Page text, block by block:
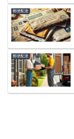
郵便配達
郵便配達